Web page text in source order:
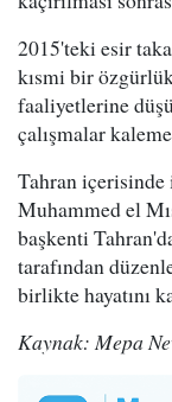
2015'teki esir
kısmi bir
faaliyetlerine
çalışmalar
Tahran
Muhammed el
başkenti
tarafından
birlikte hayatını
Kaynak: Mepa